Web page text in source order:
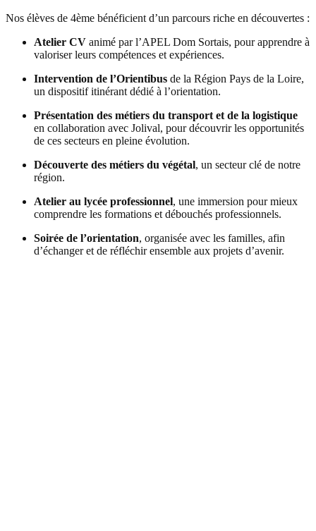
Nos élèves de 4ème bénéficient d’un parcours riche en découvertes :
Atelier CV animé par l’APEL Dom Sortais, pour apprendre à
valoriser leurs compétences et expériences.
Intervention de l’Orientibus de la Région Pays de la Loire,
un dispositif itinérant dédié à l’orientation.
Présentation des métiers du transport et de la logistique
en collaboration avec Jolival, pour découvrir les opportunités
de ces secteurs en pleine évolution.
Découverte des métiers du végétal, un secteur clé de notre
région.
Atelier au lycée professionnel, une immersion pour mieux
comprendre les formations et débouchés professionnels.
Soirée de l’orientation, organisée avec les familles, afin
d’échanger et de réfléchir ensemble aux projets d’avenir.